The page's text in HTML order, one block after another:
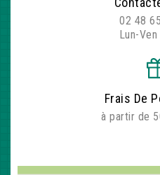
(769 avis)
02 48
Lun-
Frais De
à partir de